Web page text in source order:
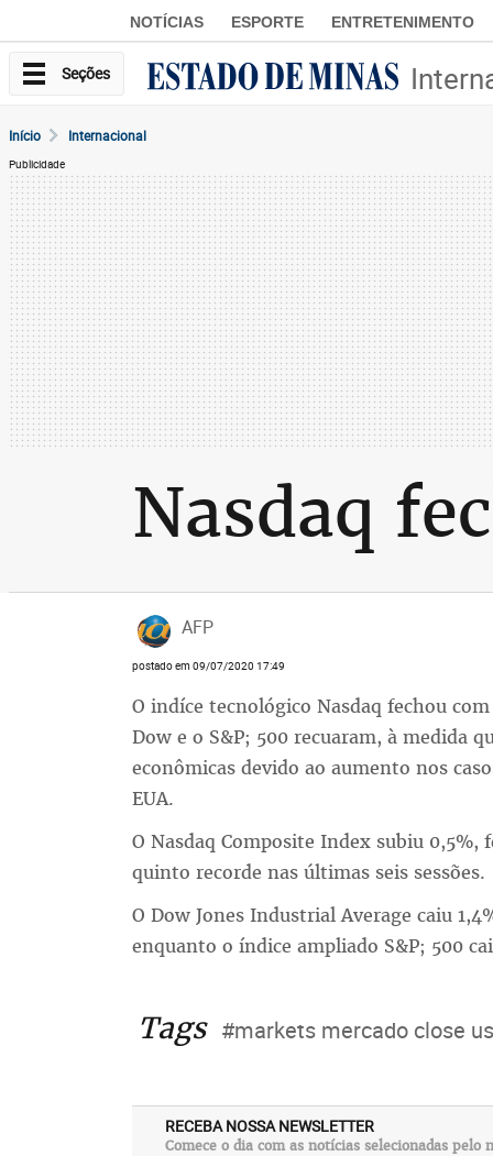
NOTÍCIAS ESPORTE ENTRETENIMENTO
Seções
Início Internacional
Publicidade
Nasdaq
AFP
postado em 09/07/2020 17:49
O indíce tecnológico Nasdaq fechou
Dow e o S&P; 500 recuaram, à medida
econômicas devido ao aumento nos
EUA.
O Nasdaq Composite Index subiu 0,5%,
quinto recorde nas últimas seis sessões.
O Dow Jones Industrial Average caiu
enquanto o índice ampliado S&P; 500
Tags #markets mercado close
RECEBA NOSSA NEWSLETTER
Comece o dia com as notícias selecionadas pelo